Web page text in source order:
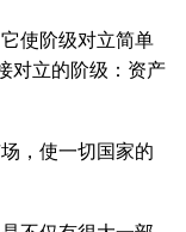
使阶级对立简单
对立的阶级：资产
，使一切国家的